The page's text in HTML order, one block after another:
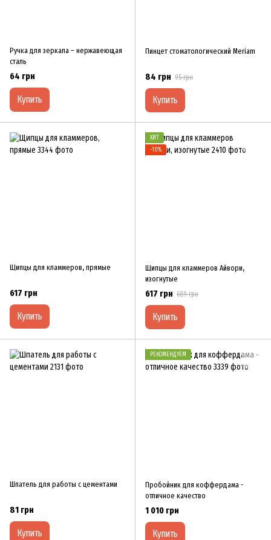
Ручка для зеркала – нержавеющая
сталь
64 грн
Купить
Пинцет стоматологический Meriam
84 грн 95 грн
Купить
Щипцы для кламмеров, прямые
617 грн
Купить
ХИТ
−10%
Щипцы для кламмеров Айвори,
изогнутые
617 грн 689 грн
Купить
Шпатель для работы с цементами
81 грн
Купить
РЕКОМЕНДУЕМ
Пробойник для коффердама -
отличное качество
1 010 грн
Купить